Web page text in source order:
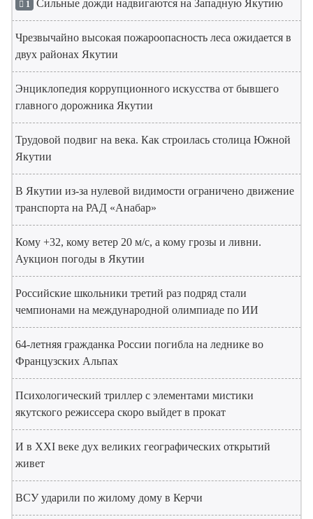
1 Сильные дожди надвигаются на Западную Якутию
Чрезвычайно высокая пожароопасность леса ожидается в
двух районах Якутии
Энциклопедия коррупционного искусства от бывшего
главного дорожника Якутии
Трудовой подвиг на века. Как строилась столица Южной
Якутии
В Якутии из-за нулевой видимости ограничено движение
транспорта на РАД «Анабар»
Кому +32, кому ветер 20 м/с, а кому грозы и ливни.
Аукцион погоды в Якутии
Российские школьники третий раз подряд стали
чемпионами на международной олимпиаде по ИИ
64-летняя гражданка России погибла на леднике во
Французских Альпах
Психологический триллер с элементами мистики
якутского режиссера скоро выйдет в прокат
И в XXI веке дух великих географических открытий
живет
ВСУ ударили по жилому дому в Керчи